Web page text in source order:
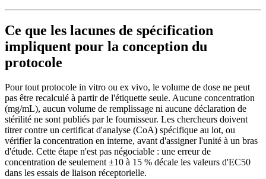
Ce que les lacunes de spécification
impliquent pour la conception du
protocole
Pour tout protocole in vitro ou ex vivo, le volume de dose ne peut
pas être recalculé à partir de l'étiquette seule. Aucune concentration
(mg/mL), aucun volume de remplissage ni aucune déclaration de
stérilité ne sont publiés par le fournisseur. Les chercheurs doivent
titrer contre un certificat d'analyse (CoA) spécifique au lot, ou
vérifier la concentration en interne, avant d'assigner l'unité à un bras
d'étude. Cette étape n'est pas négociable : une erreur de
concentration de seulement ±10 à 15 % décale les valeurs d'EC50
dans les essais de liaison réceptorielle.